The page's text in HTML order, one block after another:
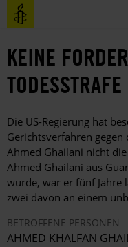
Direkt
zum
Benutzermenü
KEINE
TODESSTRAFE
Die US-Regierung hat
Gerichtsverfahren gegen
Ahmed Ghailani nicht
Ahmed Ghailani aus
wurde, war er fünf Jahre
zwei davon an einem
BETROFFENE PERSONEN
AHMED KHALFAN